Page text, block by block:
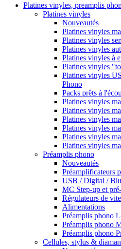
Platines vinyles, preamplis
Platines vinyles
Nouveautés
Platines vinyles
Platines vinyles
Platines vinyles
Platines vinyles à
Platines vinyles
Platines vinyles
Phono
Packs prêts à
Platines vinyles
Platines vinyles
Platines vinyles
Platines vinyles
Platines vinyles
Platines vinyles
Préamplis phono
Nouveautés
Préamplificateurs
USB / Digital /
MC Step-up et
Régulateurs de
Alimentations
Préamplis phono
Préamplis phono
Préamplis phono
Cellules, stylus &